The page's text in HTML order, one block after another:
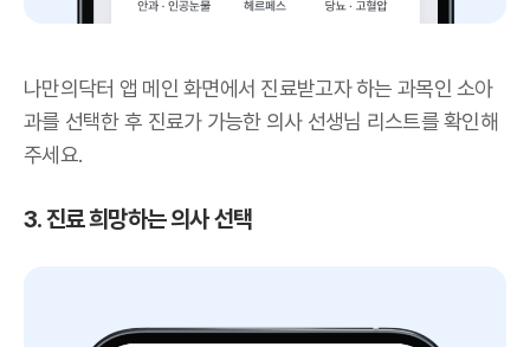
나만의닥터 앱 메인 화면에서 진료받고자 하는 과목인 소아
과를 선택한 후 진료가 가능한 의사 선생님 리스트를 확인해
주세요.
3. 진료 희망하는 의사 선택